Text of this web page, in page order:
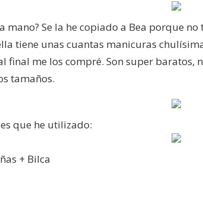
mano? Se la he copiado a Bea porque
tiene unas cuantas manicuras
final me los compré. Son super
tamaños.
que he utilizado:
+ Bilca